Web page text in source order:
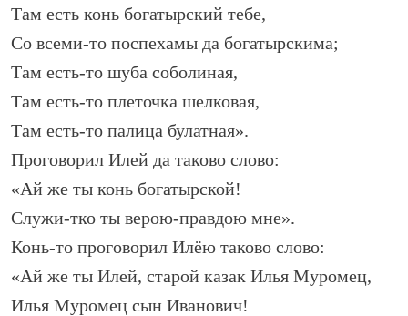
Там есть конь богатырский тебе,
Со всеми-то поспехамы да богатырскима;
Там есть-то шуба соболиная,
Там есть-то плеточка шелковая,
Там есть-то палица булатная».
Проговорил Илей да таково слово:
«Ай же ты конь богатырской!
Служи-тко ты верою-правдою мне».
Конь-то проговорил Илёю таково слово:
«Ай же ты Илей, старой казак Илья Муромец,
Илья Муромец сын Иванович!